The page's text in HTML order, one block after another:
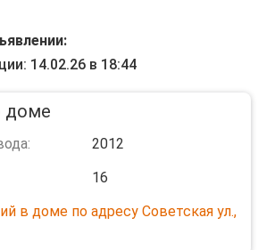
14.02.26 в 18:44
доме
2012
16
в доме по адресу Советская ул.,